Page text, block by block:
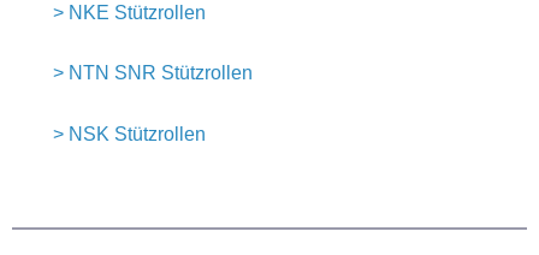
> NKE Stützrollen
> NTN SNR Stützrollen
> NSK Stützrollen